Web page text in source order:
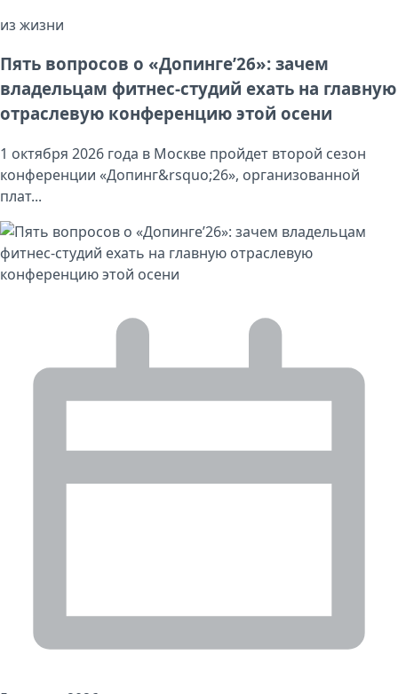
из жизни
Пять вопросов о «Допинге’26»: зачем
владельцам фитнес-студий ехать на главную
отраслевую конференцию этой осени
1 октября 2026 года в Москве пройдет второй сезон
конференции «Допинг&rsquo;26», организованной
плат...